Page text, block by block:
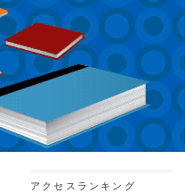
アクセスランキング